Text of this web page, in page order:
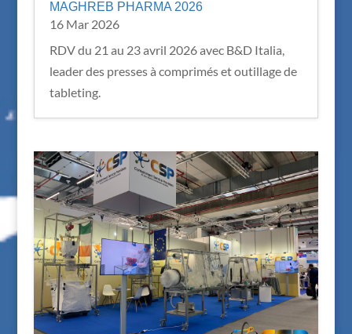
MAGHREB PHARMA 2026
16 Mar 2026
RDV du 21 au 23 avril 2026 avec B&D Italia,
leader des presses à comprimés et outillage de
tableting.